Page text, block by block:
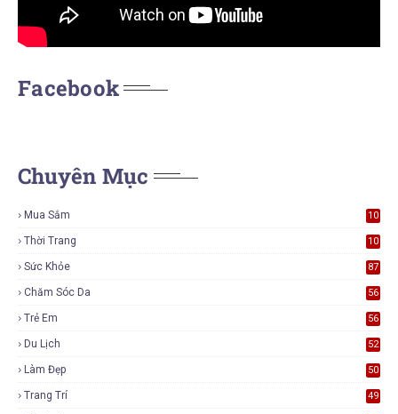
Facebook
Chuyên Mục
Mua Sắm
10
Thời Trang
10
Sức Khỏe 87
Chăm Sóc Da 56
Trẻ Em 56
Du Lịch 52
Làm Đẹp 50
Trang Trí 49